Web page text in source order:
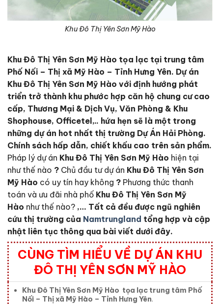
Khu Đô Thị Yên Sơn Mỹ Hào
Khu Đô Thị Yên Sơn Mỹ Hào tọa lạc tại trung tâm
Phố Nối – Thị xã Mỹ Hào – Tỉnh Hưng Yên. Dự án
Khu Đô Thị Yên Sơn Mỹ Hào với định hướng phát
triển trở thành khu phước hợp căn hộ chung cư cao
cấp, Thương Mại & Dịch Vụ, Văn Phòng & Khu
Shophouse, Officetel,.. hứa hẹn sẽ là một trong
những dự án hot nhất thị trường Dự Án Hải Phòng.
Chính sách hấp dẫn, chiết khấu cao trên sản phẩm.
Pháp lý dự án Khu Đô Thị Yên Sơn Mỹ Hào hiện tại
như thế nào ? Chủ đầu tư dự án Khu Đô Thị Yên Sơn
Mỹ Hào có uy tín hay không ? Phương thức thanh
toán và ưu đãi nhà phố Khu Đô Thị Yên Sơn Mỹ
Hào như thế nào? ,… Tất cả đều được ngũ nghiên
cứu thị trường của Namtrungland tổng hợp và cập
nhật liên tục thông qua bài viết dưới đây.
CÙNG TÌM HIỂU VỀ DỰ ÁN KHU
ĐÔ THỊ YÊN SƠN MỸ HÀO
Khu Đô Thị Yên Sơn Mỹ Hào tọa lạc trung tâm Phố
Nối – Thị xã Mỹ Hào – Tỉnh Hưng Yên.